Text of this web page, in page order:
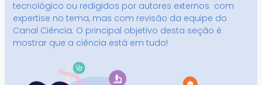
tecnológico ou redigidos por autores externos com
expertise no tema, mas com revisão da equipe do
Canal Ciência. O principal objetivo desta seção é
mostrar que a ciência está em tudo!